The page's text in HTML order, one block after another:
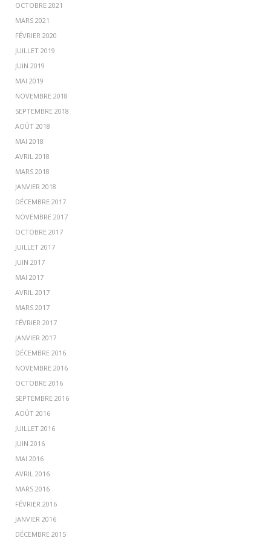
OCTOBRE 2021
MARS 2021
FÉVRIER 2020
JUILLET 2019
JUIN 2019
MAI 2019
NOVEMBRE 2018
SEPTEMBRE 2018
AOÛT 2018
MAI 2018
AVRIL 2018
MARS 2018
JANVIER 2018
DÉCEMBRE 2017
NOVEMBRE 2017
OCTOBRE 2017
JUILLET 2017
JUIN 2017
MAI 2017
AVRIL 2017
MARS 2017
FÉVRIER 2017
JANVIER 2017
DÉCEMBRE 2016
NOVEMBRE 2016
OCTOBRE 2016
SEPTEMBRE 2016
AOÛT 2016
JUILLET 2016
JUIN 2016
MAI 2016
AVRIL 2016
MARS 2016
FÉVRIER 2016
JANVIER 2016
DÉCEMBRE 2015